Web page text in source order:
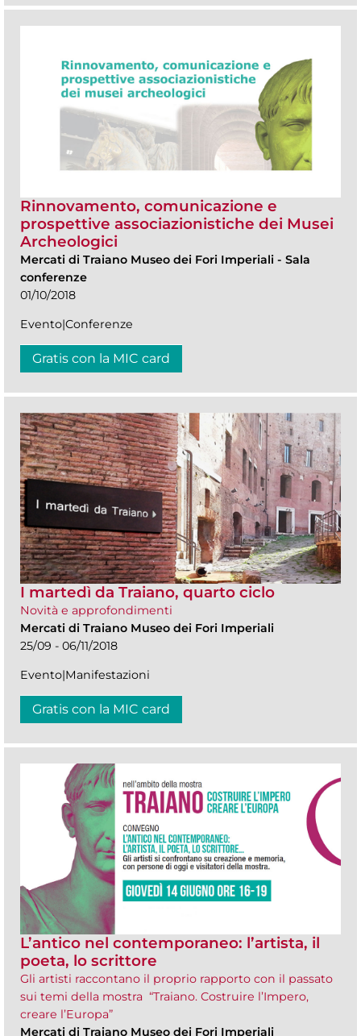
Rinnovamento, comunicazione e
prospettive associazionistiche dei Musei
Archeologici
Mercati di Traiano Museo dei Fori Imperiali - Sala
conferenze
01/10/2018
Evento|Conferenze
Gratis con la MIC card
I martedì da Traiano, quarto ciclo
Novità e approfondimenti
Mercati di Traiano Museo dei Fori Imperiali
25/09 - 06/11/2018
Evento|Manifestazioni
Gratis con la MIC card
L’antico nel contemporaneo: l’artista, il
poeta, lo scrittore
Gli artisti raccontano il proprio rapporto con il passato
sui temi della mostra “Traiano. Costruire l’Impero,
creare l’Europa”
Mercati di Traiano Museo dei Fori Imperiali